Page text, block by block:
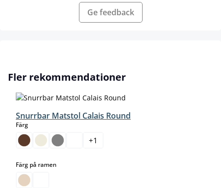
Ge feedback
Hoppa över produktgalleri
Fler rekommendationer
Snurrbar Matstol Calais Round
Färgselect
+1
Färg på ramen